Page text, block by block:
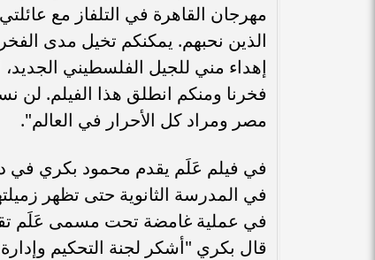
مهرجان القاهرة في التلفاز مع
الذين نحبهم. يمكنكم تخيل مدى
إهداء مني للجيل الفلسطيني الجديد،
فخرنا ومنكم انطلق هذا الفيلم. لن
مصر ومراد كل الأحرار في العالم".
في فيلم عَلَم يقدم محمود بكري في
في المدرسة الثانوية حتى تظهر
في عملية غامضة تحت مسمى عَلَم
قال بكري "أشكر لجنة التحكيم